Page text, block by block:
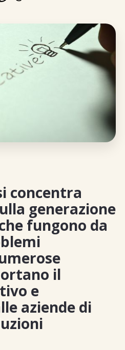
concentra
generazione
fungono da
il
e
aziende di